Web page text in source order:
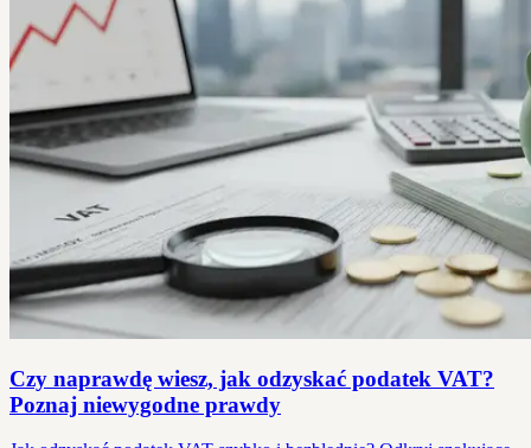
Czy naprawdę wiesz, jak odzyskać podatek VAT?
Poznaj niewygodne prawdy